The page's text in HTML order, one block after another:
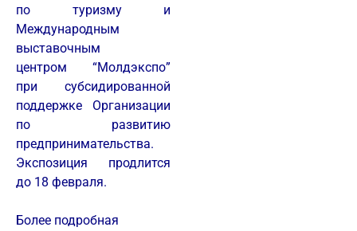
по туризму и
Международным
выставочным
центром “Молдэкспо”
при субсидированной
поддержке Организации
по развитию
предпринимательства.
Экспозиция продлится
до 18 февраля.
Более подробная